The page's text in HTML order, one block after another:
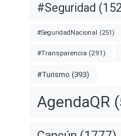
#Seguridad
#SeguridadNacional (251)
#Transparencia (291)
#Turismo (393)
AgendaQR